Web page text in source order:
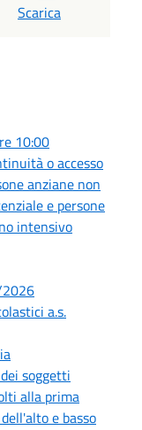
Scarica
10:00
o accesso
anziane non
e persone
intensivo
a.s.
soggetti
alla prima
e basso